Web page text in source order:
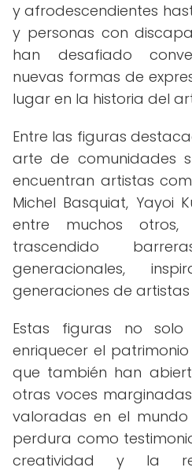
y afrodescendientes
y personas con
han desafiado
nuevas formas de
lugar en la historia del
Entre las figuras
arte de comunidades
encuentran artistas
Michel Basquiat, Yayoi
entre muchos
trascendido
generacionales,
generaciones de
Estas figuras no
enriquecer el
que también han
otras voces
valoradas en el
perdura como
creatividad y la